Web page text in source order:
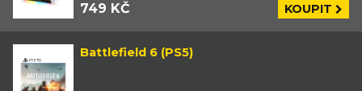
749 KČ KOUPIT
Battlefield 6 (PS5)